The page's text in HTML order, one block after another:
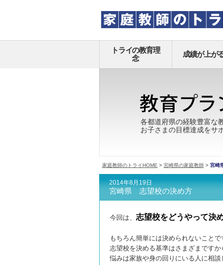
トライの教育理
念
成績が上が
各都道府県の経験豊富な
お子さまの目標達成をサ
家庭教師のトライHOME > 宮崎県の家庭教師 > 宮崎
2014年8月19日
宮崎県 志望校の決め方
今回は、 志望校をどうやって決
もちろん簡単には決められないことで
志望校を決める基準はさまざまですか
悩みは家族や身の回りにいる人に相談